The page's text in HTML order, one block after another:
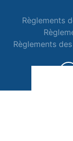
Règlements
Règlements